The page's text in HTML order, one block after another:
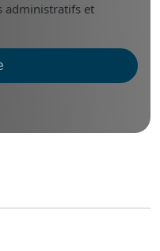
administratifs et